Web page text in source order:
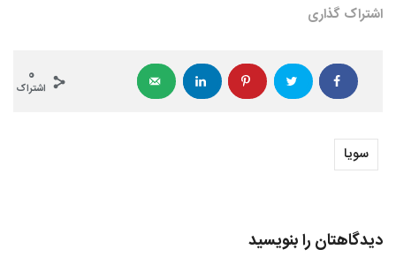
اشتراک گذاری
0
اشتراک
سویا
دیدگاهتان را بنویسید